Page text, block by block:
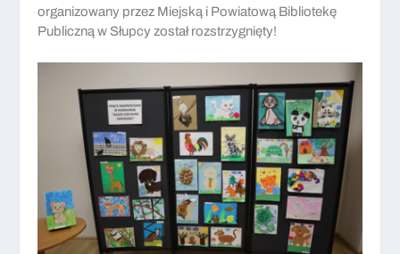
organizowany przez Miejską i Powiatową Bibliotekę
Publiczną w Słupcy został rozstrzygnięty!